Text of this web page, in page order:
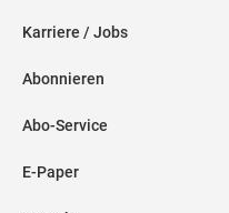
Karriere / Jobs
Abonnieren
Abo-Service
E-Paper